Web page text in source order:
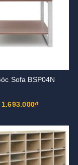
Sofa BSP04N
1.693.000₫